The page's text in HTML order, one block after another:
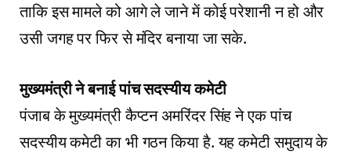
ताकि इस मामले को आगे ले जाने में कोई परेशानी न हो और
उसी जगह पर फिर से मंदिर बनाया जा सके.
मुख्यमंत्री ने बनाई पांच सदस्यीय कमेटी
पंजाब के मुख्यमंत्री कैप्टन अमरिंदर सिंह ने एक पांच
सदस्यीय कमेटी का भी गठन किया है. यह कमेटी समुदाय के